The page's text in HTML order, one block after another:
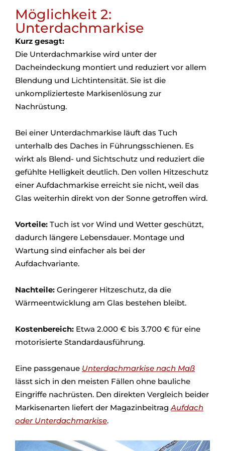
Möglichkeit 2:
Unterdachmarkise
Kurz gesagt:
Die Unterdachmarkise wird unter der
Dacheindeckung montiert und reduziert vor allem
Blendung und Lichtintensität. Sie ist die
unkomplizierteste Markisenlösung zur
Nachrüstung.
Bei einer Unterdachmarkise läuft das Tuch
unterhalb des Daches in Führungsschienen. Es
wirkt als Blend- und Sichtschutz und reduziert die
gefühlte Helligkeit deutlich. Den vollen Hitzeschutz
einer Aufdachmarkise erreicht sie nicht, weil das
Glas weiterhin direkt von der Sonne getroffen wird.
Vorteile: Tuch ist vor Wind und Wetter geschützt,
dadurch längere Lebensdauer. Montage und
Wartung sind einfacher als bei der
Aufdachvariante.
Nachteile: Geringerer Hitzeschutz, da die
Wärmeentwicklung am Glas bestehen bleibt.
Kostenbereich: Etwa 2.000 € bis 3.700 € für eine
motorisierte Standardausführung.
Eine passgenaue Unterdachmarkise nach Maß
lässt sich in den meisten Fällen ohne bauliche
Eingriffe nachrüsten. Den direkten Vergleich beider
Markisenarten liefert der MagazinbeitragAufdach
oder Unterdachmarkise.